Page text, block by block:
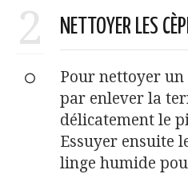
2 NETTOYER LES
Pour nettoyer un
par enlever la
délicatement le
Essuyer ensuite
linge humide